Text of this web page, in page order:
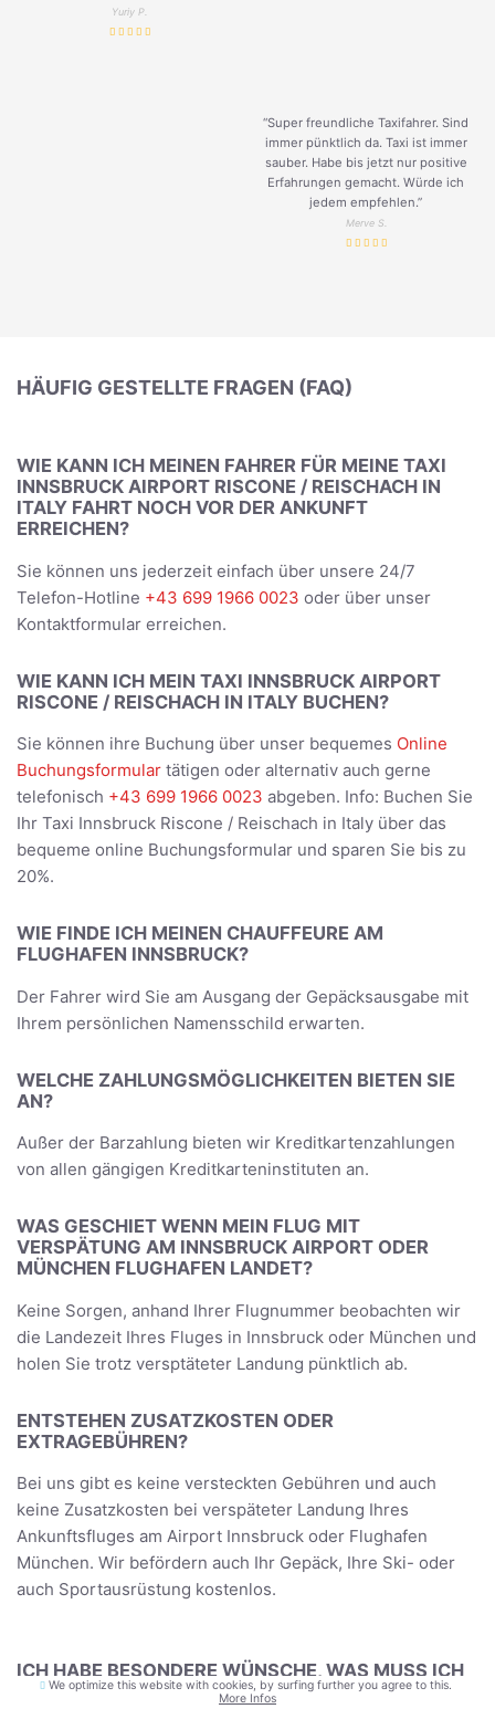
Yuriy P.
“Super freundliche Taxifahrer. Sind
immer pünktlich da. Taxi ist immer
sauber. Habe bis jetzt nur positive
Erfahrungen gemacht. Würde ich
jedem empfehlen.”
Merve S.
HÄUFIG GESTELLTE FRAGEN (FAQ)
WIE KANN ICH MEINEN FAHRER FÜR MEINE TAXI
INNSBRUCK AIRPORT RISCONE / REISCHACH IN
ITALY FAHRT NOCH VOR DER ANKUNFT
ERREICHEN?
Sie können uns jederzeit einfach über unsere 24/7
Telefon-Hotline +43 699 1966 0023 oder über unser
Kontaktformular erreichen.
WIE KANN ICH MEIN TAXI INNSBRUCK AIRPORT
RISCONE / REISCHACH IN ITALY BUCHEN?
Sie können ihre Buchung über unser bequemes Online
Buchungsformular tätigen oder alternativ auch gerne
telefonisch +43 699 1966 0023 abgeben. Info: Buchen Sie
Ihr Taxi Innsbruck Riscone / Reischach in Italy über das
bequeme online Buchungsformular und sparen Sie bis zu
20%.
WIE FINDE ICH MEINEN CHAUFFEURE AM
FLUGHAFEN INNSBRUCK?
Der Fahrer wird Sie am Ausgang der Gepäcksausgabe mit
Ihrem persönlichen Namensschild erwarten.
WELCHE ZAHLUNGSMÖGLICHKEITEN BIETEN SIE
AN?
Außer der Barzahlung bieten wir Kreditkartenzahlungen
von allen gängigen Kreditkarteninstituten an.
WAS GESCHIET WENN MEIN FLUG MIT
VERSPÄTUNG AM INNSBRUCK AIRPORT ODER
MÜNCHEN FLUGHAFEN LANDET?
Keine Sorgen, anhand Ihrer Flugnummer beobachten wir
die Landezeit Ihres Fluges in Innsbruck oder München und
holen Sie trotz versptäteter Landung pünktlich ab.
ENTSTEHEN ZUSATZKOSTEN ODER
EXTRAGEBÜHREN?
Bei uns gibt es keine versteckten Gebühren und auch
keine Zusatzkosten bei verspäteter Landung Ihres
Ankunftsfluges am Airport Innsbruck oder Flughafen
München. Wir befördern auch Ihr Gepäck, Ihre Ski- oder
auch Sportausrüstung kostenlos.
ICH HABE BESONDERE WÜNSCHE, WAS MUSS ICH
TUN?We optimize this website with cookies, by surfing further you agree to this.
More Infos